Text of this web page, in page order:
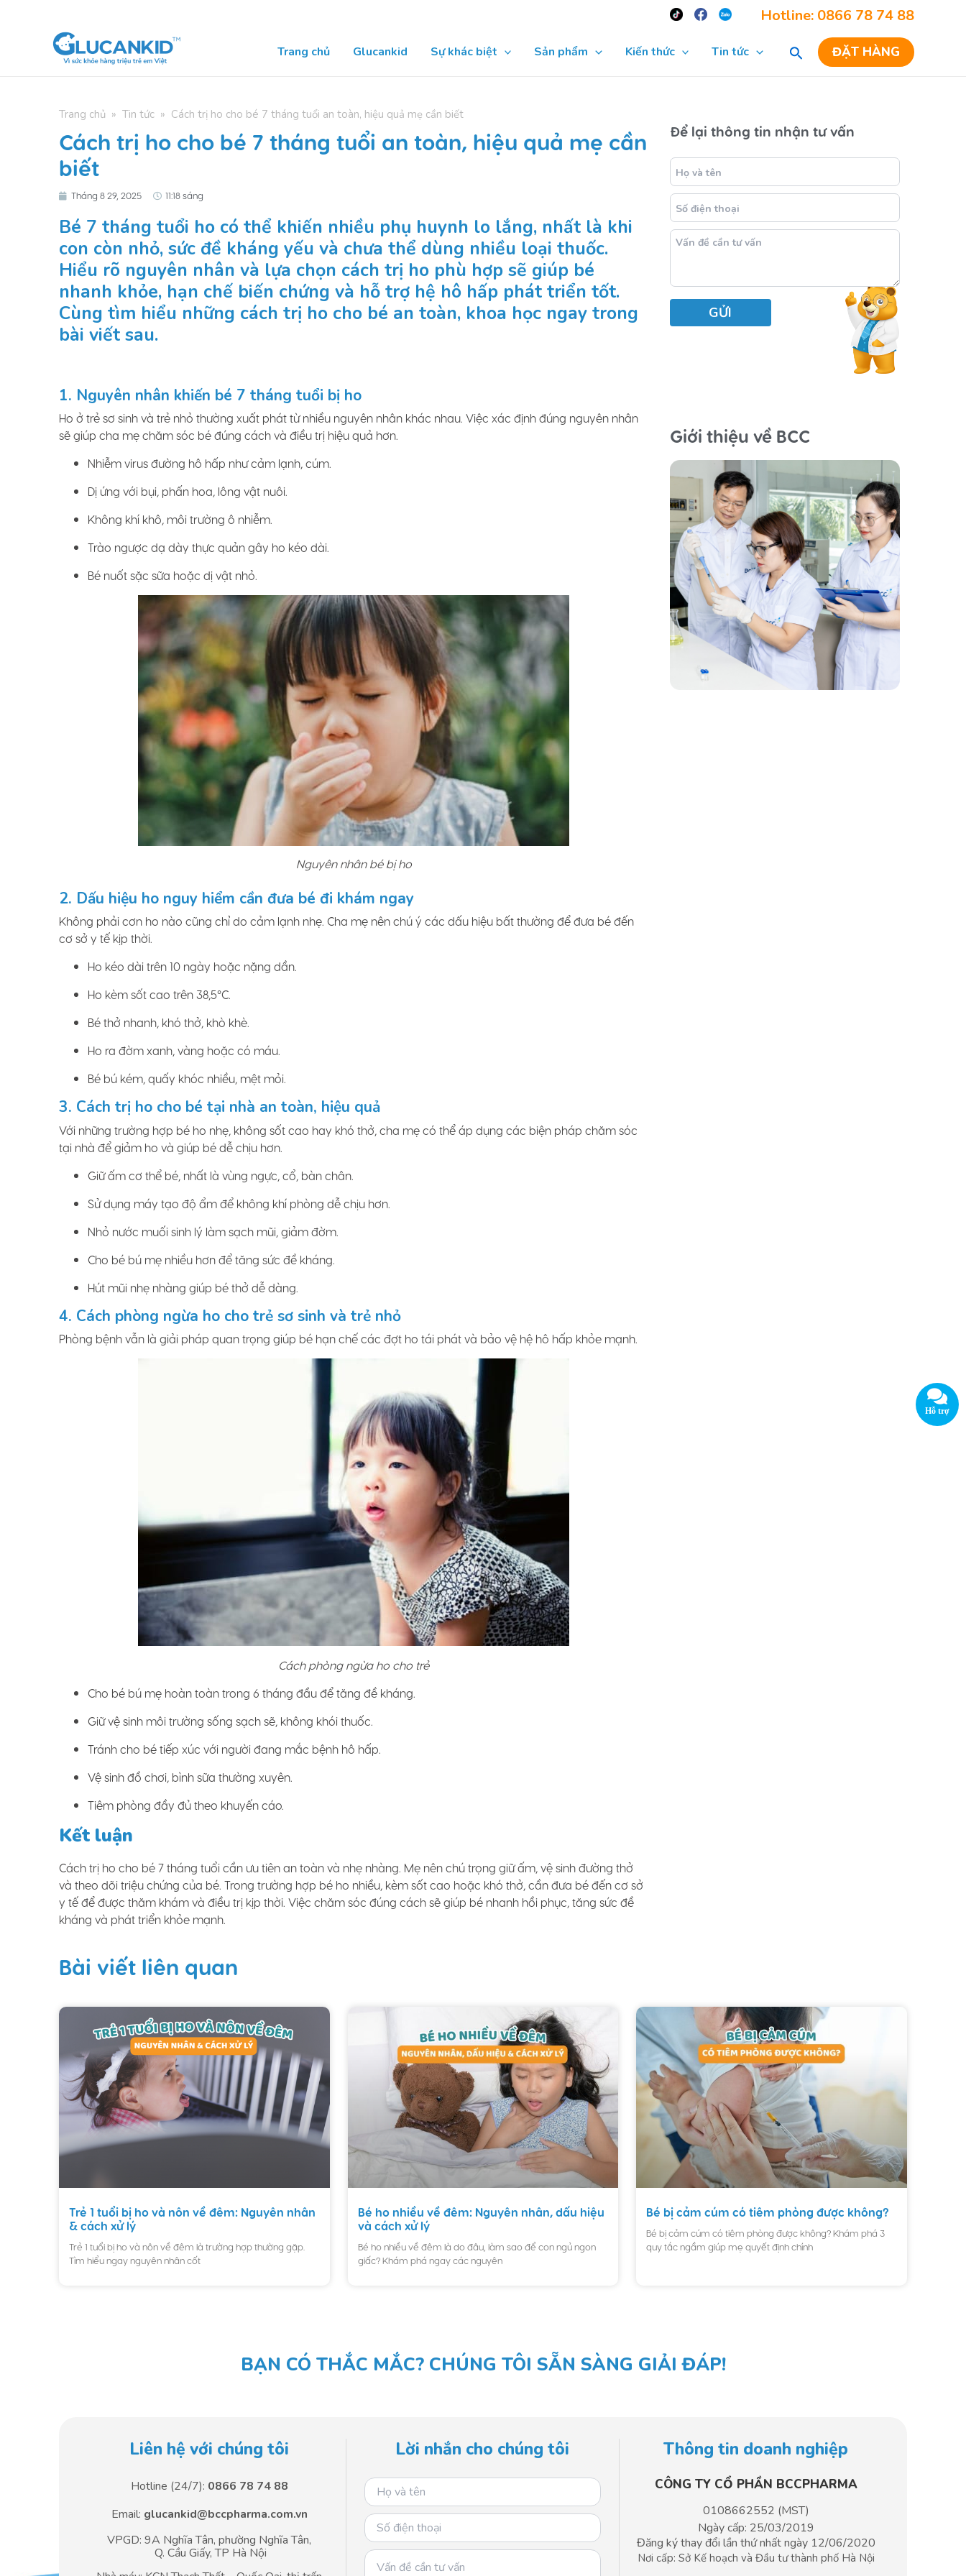
Hotline: 0866 78 74 88
Trang chủ Glucankid Sự khác biệt Sản phẩm Kiến thức Tin tức ĐẶT HÀNG
Trang chủ » Tin tức » Cách trị ho cho bé 7 tháng tuổi an toàn, hiệu quả mẹ cần biết
Cách trị ho cho bé 7 tháng tuổi an toàn, hiệu quả mẹ cần
biết
Tháng 8 29, 2025 11:18 sáng
Bé 7 tháng tuổi ho có thể khiến nhiều phụ huynh lo lắng, nhất là khi
con còn nhỏ, sức đề kháng yếu và chưa thể dùng nhiều loại thuốc.
Hiểu rõ nguyên nhân và lựa chọn cách trị ho phù hợp sẽ giúp bé
nhanh khỏe, hạn chế biến chứng và hỗ trợ hệ hô hấp phát triển tốt.
Cùng tìm hiểu những cách trị ho cho bé an toàn, khoa học ngay trong
bài viết sau.
1. Nguyên nhân khiến bé 7 tháng tuổi bị ho
Ho ở trẻ sơ sinh và trẻ nhỏ thường xuất phát từ nhiều nguyên nhân khác nhau. Việc xác định đúng nguyên nhân
sẽ giúp cha mẹ chăm sóc bé đúng cách và điều trị hiệu quả hơn.
Nhiễm virus đường hô hấp như cảm lạnh, cúm.
Dị ứng với bụi, phấn hoa, lông vật nuôi.
Không khí khô, môi trường ô nhiễm.
Trào ngược dạ dày thực quản gây ho kéo dài.
Bé nuốt sặc sữa hoặc dị vật nhỏ.
Nguyên nhân bé bị ho
2. Dấu hiệu ho nguy hiểm cần đưa bé đi khám ngay
Không phải cơn ho nào cũng chỉ do cảm lạnh nhẹ. Cha mẹ nên chú ý các dấu hiệu bất thường để đưa bé đến
cơ sở y tế kịp thời.
Ho kéo dài trên 10 ngày hoặc nặng dần.
Ho kèm sốt cao trên 38,5°C.
Bé thở nhanh, khó thở, khò khè.
Ho ra đờm xanh, vàng hoặc có máu.
Bé bú kém, quấy khóc nhiều, mệt mỏi.
3. Cách trị ho cho bé tại nhà an toàn, hiệu quả
Với những trường hợp bé ho nhẹ, không sốt cao hay khó thở, cha mẹ có thể áp dụng các biện pháp chăm sóc
tại nhà để giảm ho và giúp bé dễ chịu hơn.
Giữ ấm cơ thể bé, nhất là vùng ngực, cổ, bàn chân.
Sử dụng máy tạo độ ẩm để không khí phòng dễ chịu hơn.
Nhỏ nước muối sinh lý làm sạch mũi, giảm đờm.
Cho bé bú mẹ nhiều hơn để tăng sức đề kháng.
Hút mũi nhẹ nhàng giúp bé thở dễ dàng.
4. Cách phòng ngừa ho cho trẻ sơ sinh và trẻ nhỏ
Phòng bệnh vẫn là giải pháp quan trọng giúp bé hạn chế các đợt ho tái phát và bảo vệ hệ hô hấp khỏe mạnh.
Cách phòng ngừa ho cho trẻ
Cho bé bú mẹ hoàn toàn trong 6 tháng đầu để tăng đề kháng.
Giữ vệ sinh môi trường sống sạch sẽ, không khói thuốc.
Tránh cho bé tiếp xúc với người đang mắc bệnh hô hấp.
Vệ sinh đồ chơi, bình sữa thường xuyên.
Tiêm phòng đầy đủ theo khuyến cáo.
Kết luận
Cách trị ho cho bé 7 tháng tuổi cần ưu tiên an toàn và nhẹ nhàng. Mẹ nên chú trọng giữ ấm, vệ sinh đường thở
và theo dõi triệu chứng của bé. Trong trường hợp bé ho nhiều, kèm sốt cao hoặc khó thở, cần đưa bé đến cơ sở
y tế để được thăm khám và điều trị kịp thời. Việc chăm sóc đúng cách sẽ giúp bé nhanh hồi phục, tăng sức đề
kháng và phát triển khỏe mạnh.
Để lại thông tin nhận tư vấn
Giới thiệu về BCC
Bài viết liên quan
Trẻ 1 tuổi bị ho và nôn về đêm: Nguyên nhân
& cách xử lý
Trẻ 1 tuổi bị ho và nôn về đêm là trường hợp thường gặp.
Tìm hiểu ngay nguyên nhân cốt
Bé ho nhiều về đêm: Nguyên nhân, dấu hiệu
và cách xử lý
Bé ho nhiều về đêm là do đâu, làm sao để con ngủ ngon
giấc? Khám phá ngay các nguyên
Bé bị cảm cúm có tiêm phòng được không?
Bé bị cảm cúm có tiêm phòng được không? Khám phá 3
quy tắc ngầm giúp mẹ quyết định chính
BẠN CÓ THẮC MẮC? CHÚNG TÔI SẴN SÀNG GIẢI ĐÁP!
Liên hệ với chúng tôi
Hotline (24/7): 0866 78 74 88
Email: glucankid@bccpharma.com.vn
VPGD: 9A Nghĩa Tân, phường Nghĩa Tân,
Q. Cầu Giấy, TP Hà Nội
Lời nhắn cho chúng tôi Thông tin doanh nghiệp
CÔNG TY CỔ PHẦN BCCPHARMA​
0108662552 (MST)
Ngày cấp: 25/03/2019
Đăng ký thay đổi lần thứ nhất ngày 12/06/2020
Nơi cấp: Sở Kế hoạch và Đầu tưthành phố Hà Nội